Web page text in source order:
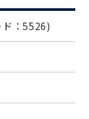
：5526)